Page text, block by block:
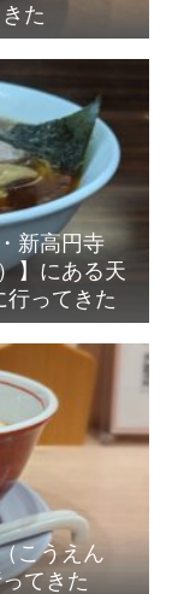
た
新高円寺
】にある天
行ってきた
こうえん
てきた